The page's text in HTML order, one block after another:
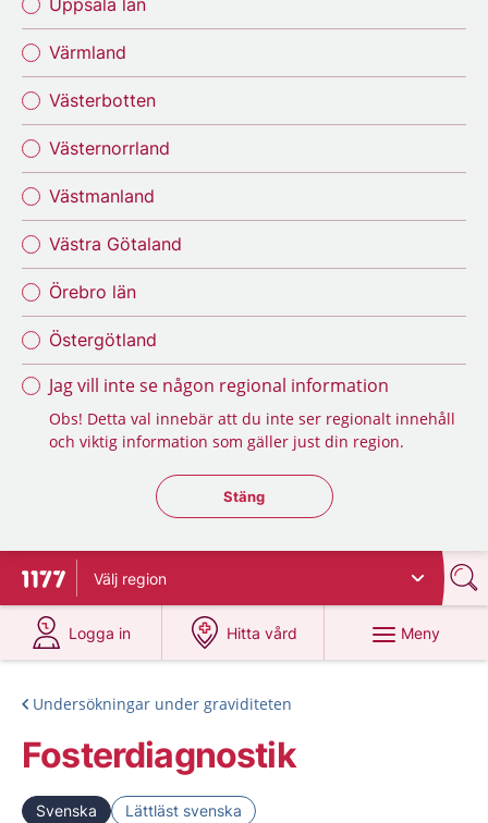
Uppsala län
Värmland
Västerbotten
Västernorrland
Västmanland
Västra Götaland
Örebro län
Östergötland
Jag vill inte se någon regional information
Obs! Detta val innebär att du inte ser regionalt innehåll
och viktig information som gäller just din region.
Stäng regionsväljaren
Stäng
Till startsidan för 1177
Välj region
Logga in
på 1177.se
Hitta vård
på 1177.se
Meny
Undersökningar under graviditeten
Fosterdiagnostik
Svenska Lättläst svenska